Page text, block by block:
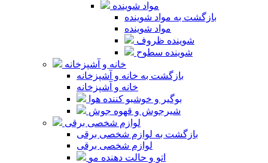
مواد شوینده
بازگشت به مواد شوینده
مواد شوینده
شوینده ظروف
شوینده سطوح
خانه و آشپزخانه
بازگشت به خانه و آشپزخانه
خانه و آشپزخانه
بوگیر و خوشبو کننده هوا
شیرجوش و قهوه جوش
لوازم شخصی برقی
بازگشت به لوازم شخصی برقی
لوازم شخصی برقی
اتو و حالت دهنده مو